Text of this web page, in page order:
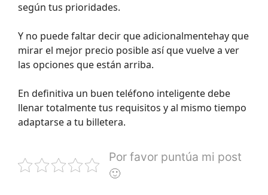
según tus prioridades.
Y no puede faltar decir que adicionalmentehay que
mirar el mejor precio posible así que vuelve a ver
las opciones que están arriba.
En definitiva un buen teléfono inteligente debe
llenar totalmente tus requisitos y al mismo tiempo
adaptarse a tu billetera.
Por favor puntúa mi post
🙂